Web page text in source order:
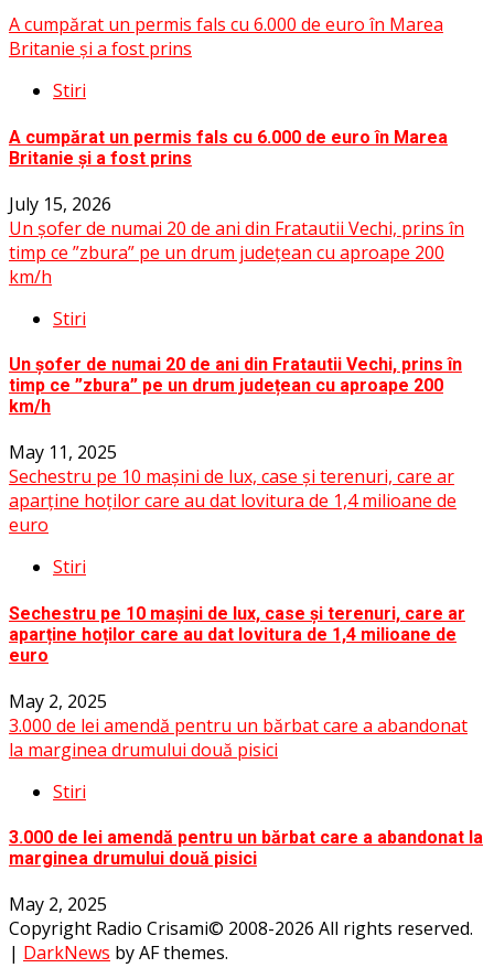
A cumpărat un permis fals cu 6.000 de euro în Marea
Britanie și a fost prins
Stiri
A cumpărat un permis fals cu 6.000 de euro în Marea
Britanie și a fost prins
July 15, 2026
Un șofer de numai 20 de ani din Fratautii Vechi, prins în
timp ce ”zbura” pe un drum județean cu aproape 200
km/h
Stiri
Un șofer de numai 20 de ani din Fratautii Vechi, prins în
timp ce ”zbura” pe un drum județean cu aproape 200
km/h
May 11, 2025
Sechestru pe 10 mașini de lux, case și terenuri, care ar
aparține hoților care au dat lovitura de 1,4 milioane de
euro
Stiri
Sechestru pe 10 mașini de lux, case și terenuri, care ar
aparține hoților care au dat lovitura de 1,4 milioane de
euro
May 2, 2025
3.000 de lei amendă pentru un bărbat care a abandonat
la marginea drumului două pisici
Stiri
3.000 de lei amendă pentru un bărbat care a abandonat la
marginea drumului două pisici
May 2, 2025
Copyright Radio Crisami© 2008-2026 All rights reserved.
| DarkNews by AF themes.